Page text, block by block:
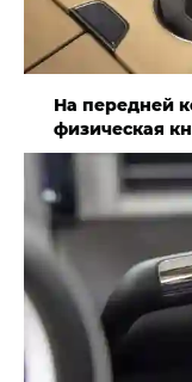
На передней
физическая